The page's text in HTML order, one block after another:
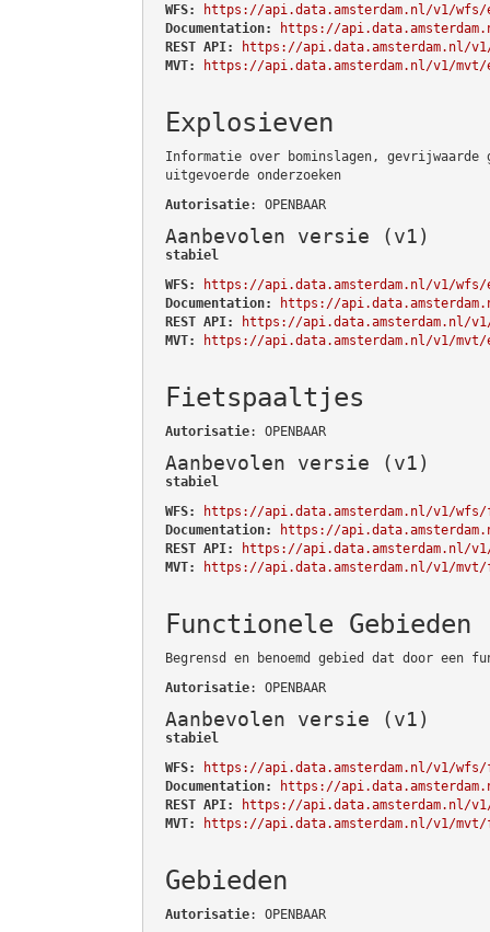
WFS:
https://api.data.amsterdam.nl/v1/wfs/
Documentation:
https://
REST API:
https://api.data.amsterdam.nl/v1/
MVT:
https://api.data.amsterdam.nl/v1/mvt/
Explosieven
Informatie over bominslagen, gevrijwaarde
uitgevoerde onderzoeken
Autorisatie: OPENBAAR
Aanbevolen versie (v1)
stabiel
WFS:
https://api.data.amsterdam.nl/v1/wfs/
Documentation:
https://
REST API:
https://api.data.amsterdam.nl/
MVT:
https://api.data.amsterdam.nl/v1/mvt/
Fietspaaltjes
Autorisatie: OPENBAAR
Aanbevolen versie (v1)
stabiel
WFS:
https://api.data.amsterdam.nl/v1/
Documentation:
https://
REST API:
https://api.data.amsterdam.nl/
MVT:
https://api.data.amsterdam.nl/v1/
Functionele Gebieden
Begrensd en benoemd gebied dat door een
Autorisatie: OPENBAAR
Aanbevolen versie (v1)
stabiel
WFS:
https://api.data.amsterdam.nl/v1/wfs/
Documentation:
https://
REST API:
https://api.data.amsterdam.nl/
MVT:
https://api.data.amsterdam.nl/v1/mvt/
Gebieden
Autorisatie: OPENBAAR